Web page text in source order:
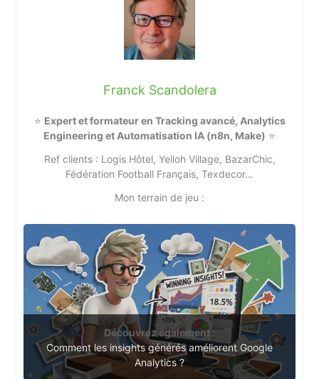
Franck Scandolera
⭐ Expert et formateur en Tracking avancé, Analytics
Engineering et Automatisation IA (n8n, Make) ⭐
Ref clients : Logis Hôtel, Yelloh Village, BazarChic,
Fédération Football Français, Texdecor…
Mon terrain de jeu :
Découvrez également :
Comment les insights générés améliorent Google
Analytics ?